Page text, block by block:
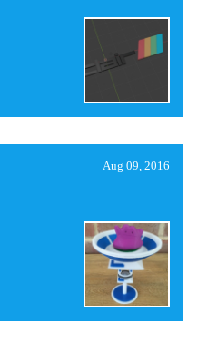
Aug 09, 2016